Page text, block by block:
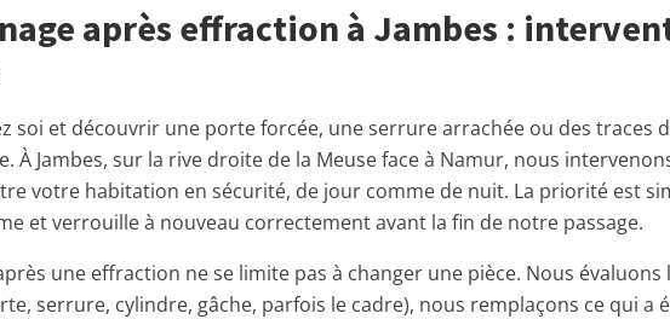
après effraction à Jambes :
soi et découvrir une porte forcée, une serrure arrachée ou des traces
À Jambes, sur la rive droite de la Meuse face à Namur, nous
votre habitation en sécurité, de jour comme de nuit. La priorité est
et verrouille à nouveau correctement avant la fin de notre passage.
une effraction ne se limite pas à changer une pièce. Nous évaluons
serrure, cylindre, gâche, parfois le cadre), nous remplaçons ce qui a